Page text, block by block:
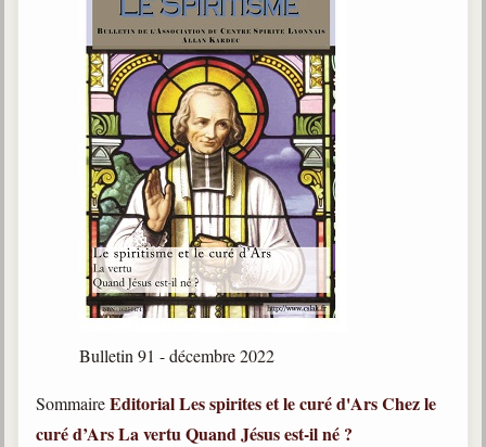
Diaporamas
Powerpoints
Enseignement
Cours dispensés au Centre
L'Agora
Posez-nous des questions
Consultez les réponses
Posez votre question
Galerie
Vidéoscope
Bulletin 91 - décembre 2022
SommaireEditorialLes spirites et le curé d'ArsChez le
curé d’ArsLa vertuQuand Jésus est-il né ?